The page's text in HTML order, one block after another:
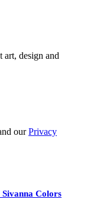
art, design and
ourPrivacy
Colors